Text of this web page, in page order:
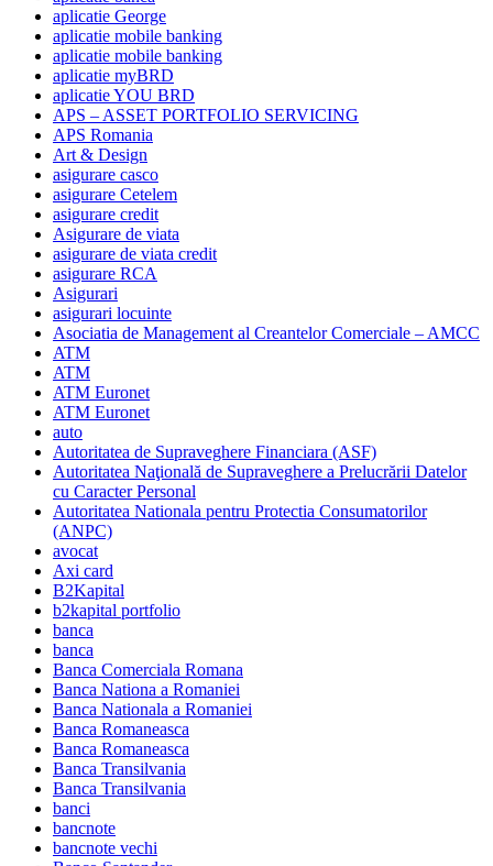
aplicatie George
aplicatie mobile banking
aplicatie mobile banking
aplicatie myBRD
aplicatie YOU BRD
APS – ASSET PORTFOLIO SERVICING
APS Romania
Art & Design
asigurare casco
asigurare Cetelem
asigurare credit
Asigurare de viata
asigurare de viata credit
asigurare RCA
Asigurari
asigurari locuinte
Asociatia de Management al Creantelor Comerciale – AMCC
ATM
ATM
ATM Euronet
ATM Euronet
auto
Autoritatea de Supraveghere Financiara (ASF)
Autoritatea Naţională de Supraveghere a Prelucrării Datelor
cu Caracter Personal
Autoritatea Nationala pentru Protectia Consumatorilor
(ANPC)
avocat
Axi card
B2Kapital
b2kapital portfolio
banca
banca
Banca Comerciala Romana
Banca Nationa a Romaniei
Banca Nationala a Romaniei
Banca Romaneasca
Banca Romaneasca
Banca Transilvania
Banca Transilvania
banci
bancnote
bancnote vechi